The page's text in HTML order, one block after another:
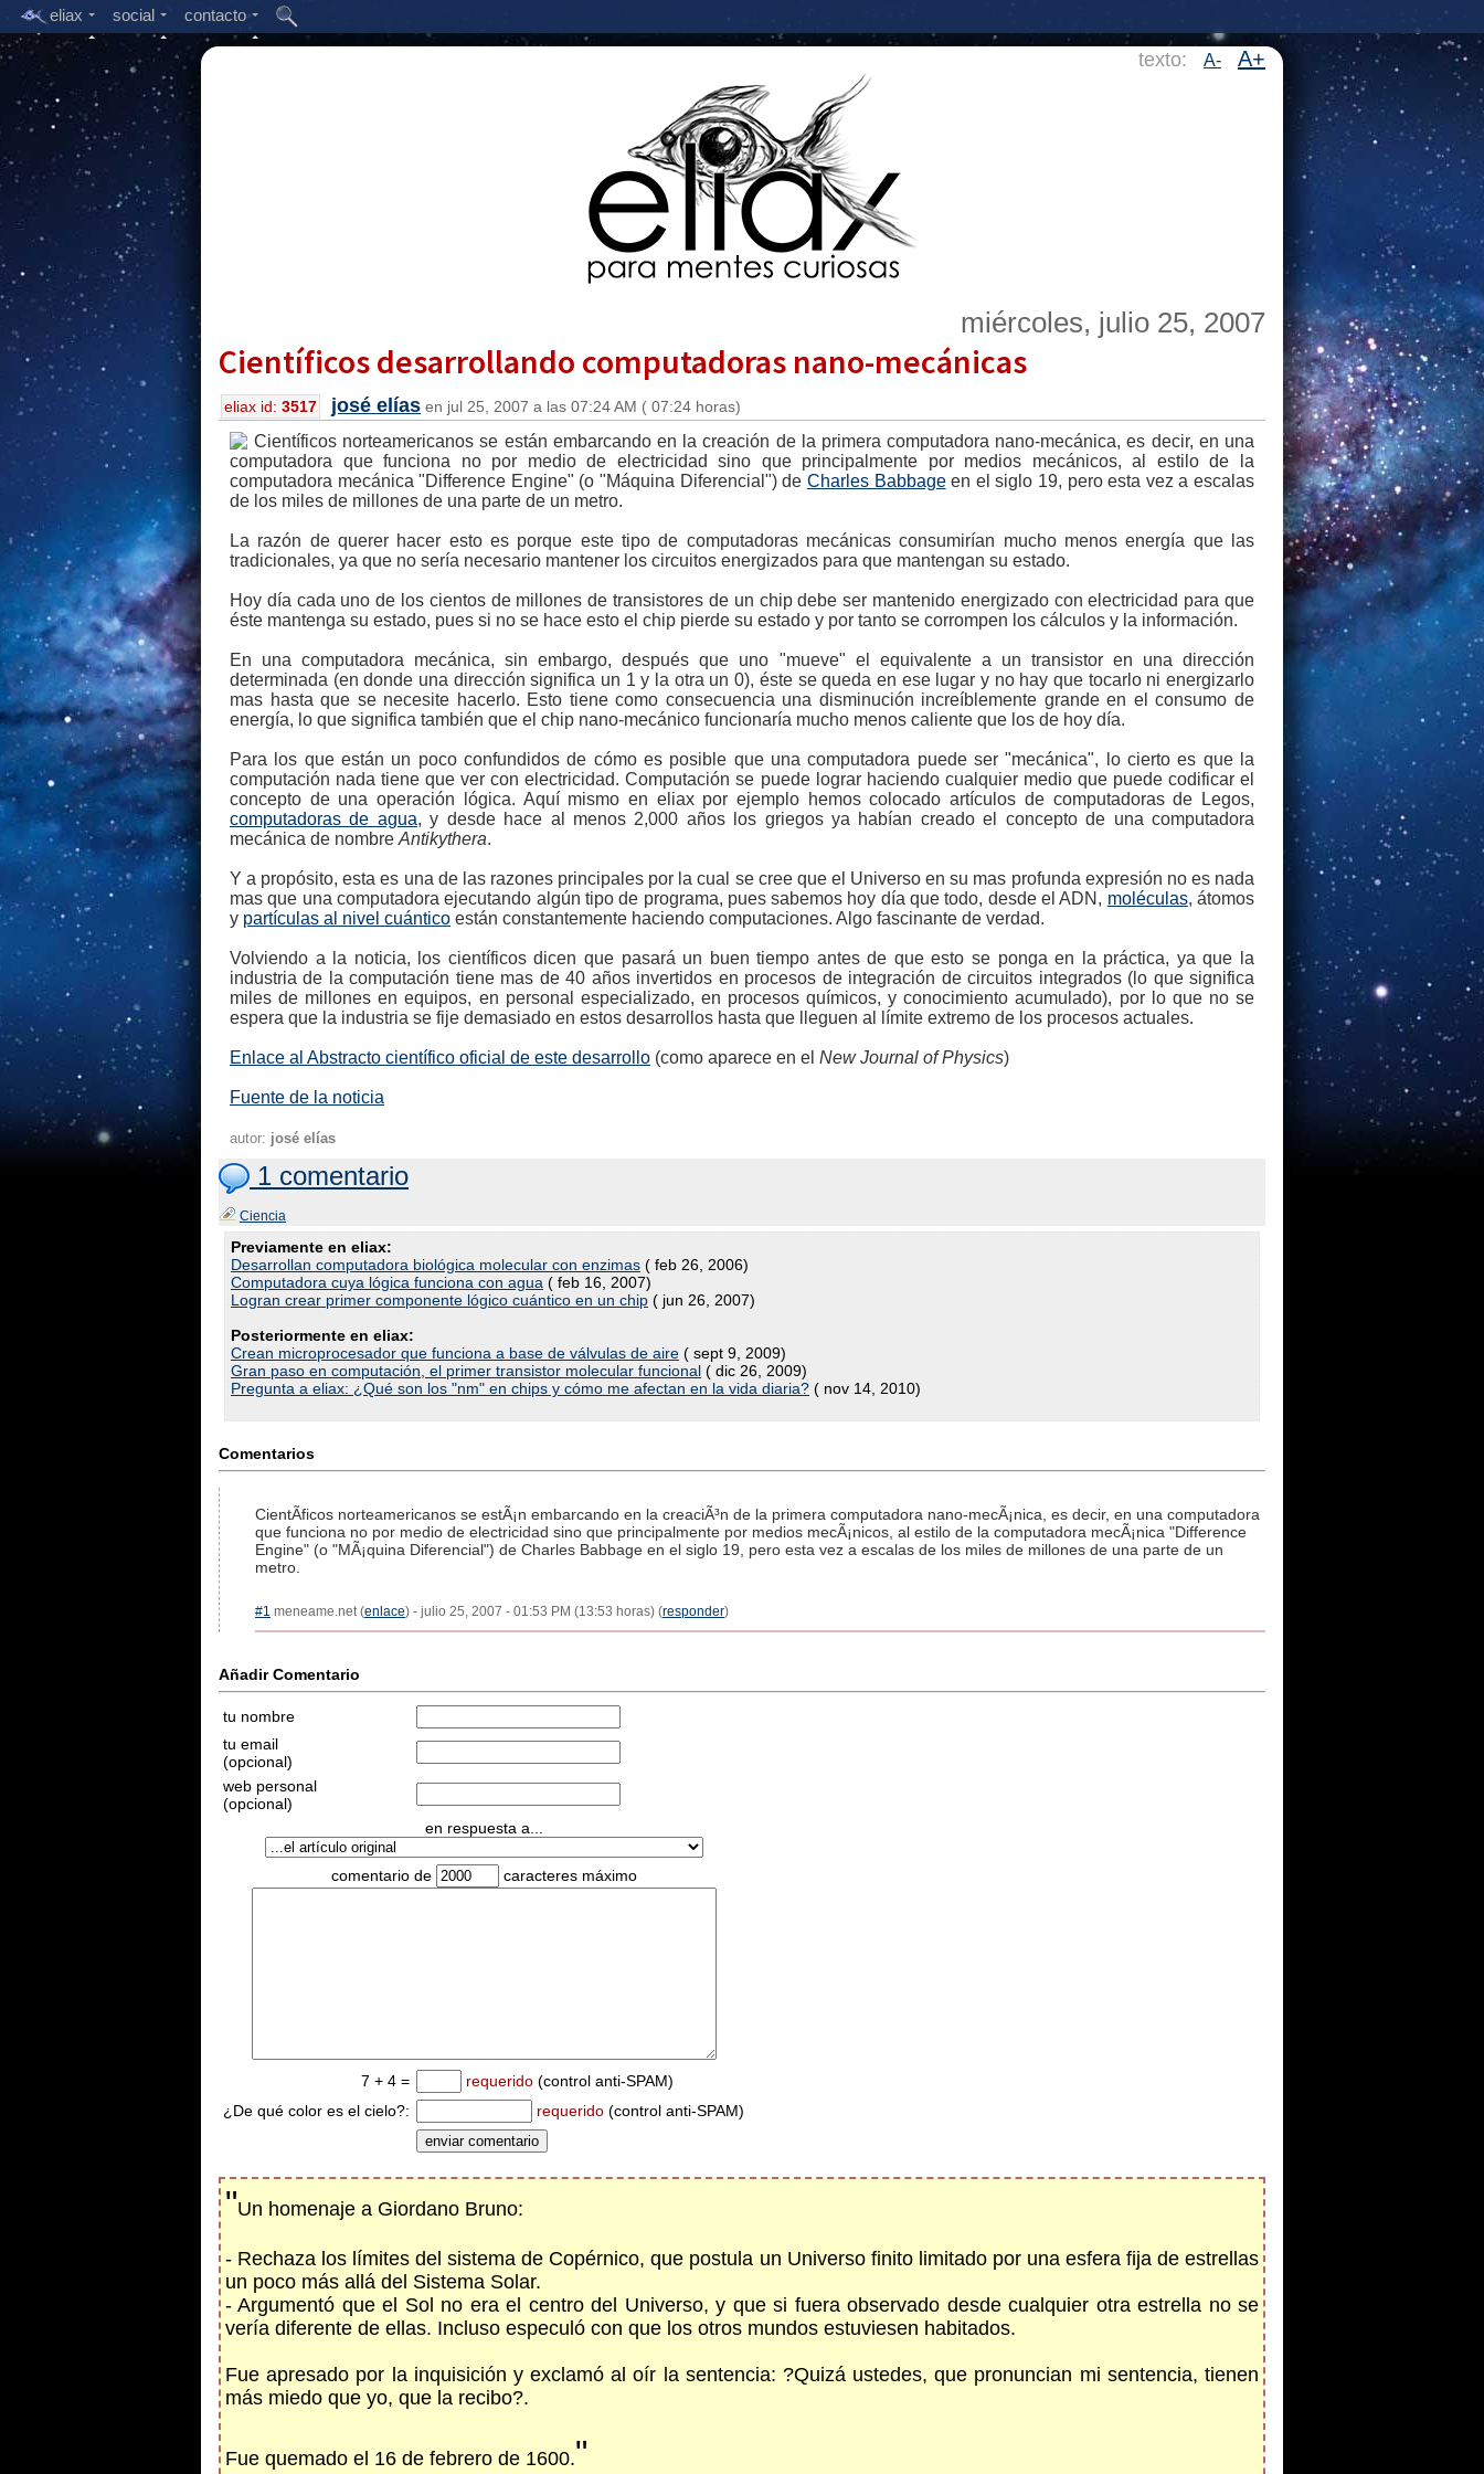
eliax social contacto
texto: A- A+
miércoles, julio 25, 2007
Científicos desarrollando computadoras nano-mecánicas
eliax id: 3517 josé elías en jul 25, 2007 a las 07:24 AM ( 07:24 horas)
Científicos norteamericanos se están embarcando en la creación de la primera computadora nano-mecánica, es decir, en una
computadora que funciona no por medio de electricidad sino que principalmente por medios mecánicos, al estilo de la
computadora mecánica "Difference Engine" (o "Máquina Diferencial") de Charles Babbageen el siglo 19, pero esta vez a escalas
de los miles de millones de una parte de un metro.
La razón de querer hacer esto es porque este tipo de computadoras mecánicas consumirían mucho menos energía que las
tradicionales, ya que no sería necesario mantener los circuitos energizados para que mantengan su estado.
Hoy día cada uno de los cientos de millones de transistores de un chip debe ser mantenido energizado con electricidad para que
éste mantenga su estado, pues si no se hace esto el chip pierde su estado y por tanto se corrompen los cálculos y la información.
En una computadora mecánica, sin embargo, después que uno "mueve" el equivalente a un transistor en una dirección
determinada (en donde una dirección significa un 1 y la otra un 0), éste se queda en ese lugar y no hay que tocarlo ni energizarlo
mas hasta que se necesite hacerlo. Esto tiene como consecuencia una disminución increíblemente grande en el consumo de
energía, lo que significa también que el chip nano-mecánico funcionaría mucho menos caliente que los de hoy día.
Para los que están un poco confundidos de cómo es posible que una computadora puede ser "mecánica", lo cierto es que la
computación nada tiene que ver con electricidad. Computación se puede lograr haciendo cualquier medio que puede codificar el
concepto de una operación lógica. Aquí mismo en eliax por ejemplo hemos colocado artículos de computadoras de Legos,
computadoras de agua, y desde hace al menos 2,000 años los griegos ya habían creado el concepto de una computadora
mecánica de nombre Antikythera.
Y a propósito, esta es una de las razones principales por la cual se cree que el Universo en su mas profunda expresión no es nada
mas que una computadora ejecutando algún tipo de programa, pues sabemos hoy día que todo, desde el ADN, moléculas, átomos
y partículas al nivel cuántico están constantemente haciendo computaciones. Algo fascinante de verdad.
Volviendo a la noticia, los científicos dicen que pasará un buen tiempo antes de que esto se ponga en la práctica, ya que la
industria de la computación tiene mas de 40 años invertidos en procesos de integración de circuitos integrados (lo que significa
miles de millones en equipos, en personal especializado, en procesos químicos, y conocimiento acumulado), por lo que no se
espera que la industria se fije demasiado en estos desarrollos hasta que lleguen al límite extremo de los procesos actuales.
Enlace al Abstracto científico oficial de este desarrollo (como aparece en el New Journal of Physics)
Fuente de la noticia
autor: josé elías
1 comentario
Ciencia
Previamente en eliax:
Desarrollan computadora biológica molecular con enzimas ( feb 26, 2006)
Computadora cuya lógica funciona con agua ( feb 16, 2007)
Logran crear primer componente lógico cuántico en un chip ( jun 26, 2007)
Posteriormente en eliax:
Crean microprocesador que funciona a base de válvulas de aire ( sept 9, 2009)
Gran paso en computación, el primer transistor molecular funcional ( dic 26, 2009)
Pregunta a eliax: ¿Qué son los "nm" en chips y cómo me afectan en la vida diaria? ( nov 14, 2010)
Comentarios
CientÃ­ficos norteamericanos se estÃ¡n embarcando en la creaciÃ³n de la primera computadora nano-mecÃ¡nica, es decir, en una computadora
que funciona no por medio de electricidad sino que principalmente por medios mecÃ¡nicos, al estilo de la computadora mecÃ¡nica "Difference
Engine" (o "MÃ¡quina Diferencial") de Charles Babbage en el siglo 19, pero esta vez a escalas de los miles de millones de una parte de un
metro.
#1 meneame.net (enlace) - julio 25, 2007 - 01:53 PM (13:53 horas) (responder)
Añadir Comentario
tu nombre
tu email
(opcional)
web personal
(opcional)
en respuesta a...
comentario de caracteres máximo
7 + 4 = requerido (control anti-SPAM)
¿De qué color es el cielo?:
requerido (control anti-SPAM)
"Un homenaje a Giordano Bruno:
- Rechaza los límites del sistema de Copérnico, que postula un Universo finito limitado por una esfera fija de estrellas
un poco más allá del Sistema Solar.
- Argumentó que el Sol no era el centro del Universo, y que si fuera observado desde cualquier otra estrella no se
vería diferente de ellas. Incluso especuló con que los otros mundos estuviesen habitados.
Fue apresado por la inquisición y exclamó al oír la sentencia: ?Quizá ustedes, que pronuncian mi sentencia, tienen
más miedo que yo, que la recibo?.
Fue quemado el 16 de febrero de 1600."